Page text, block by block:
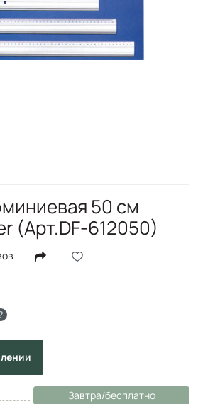
50 см
(Арт.DF-612050)
Завтра/бесплатно